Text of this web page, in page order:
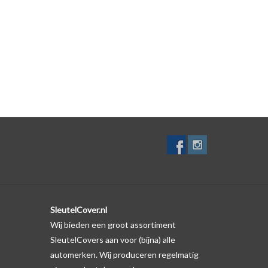
SleutelCover.nl
Wij bieden een groot assortiment
SleutelCovers aan voor (bijna) alle
automerken. Wij produceren regelmatig